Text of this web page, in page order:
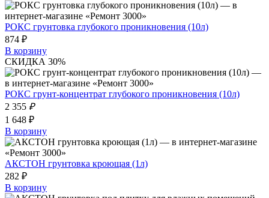
РОКС грунтовка глубокого проникновения (10л)
874 ₽
В корзину
СКИДКА 30%
РОКС грунт-концентрат глубокого проникновения (10л)
2 355 ₽
1 648 ₽
В корзину
АКСТОН грунтовка кроющая (1л)
282 ₽
В корзину